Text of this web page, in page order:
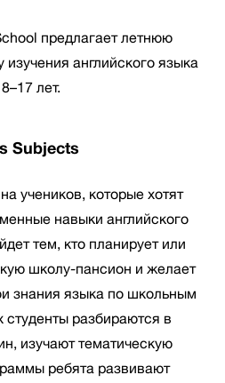
предлагает летнюю
английского языка
лет.
Subjects
учеников, которые хотят
навыки английского
тем, кто планирует или
школу-пансион и желает
знания языка по школьным
разбираются в
изучают тематическую
ребята развивают